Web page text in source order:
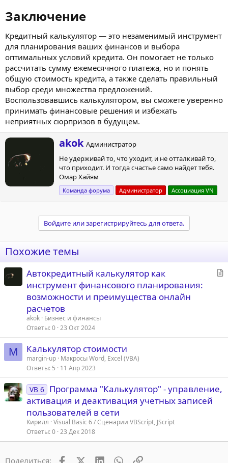
Заключение​
Кредитный калькулятор — это незаменимый инструмент
для планирования ваших финансов и выбора
оптимальных условий кредита. Он помогает не только
рассчитать сумму ежемесячного платежа, но и понять
общую стоимость кредита, а также сделать правильный
выбор среди множества предложений.
Воспользовавшись калькулятором, вы сможете уверенно
принимать финансовые решения и избежать
неприятных сюрпризов в будущем.
А
в
т
о
р
akok Администратор
Не удерживай то, что уходит, и не отталкивай то,
что приходит. И тогда счастье само найдет тебя.
Омар Хайям
Команда форума Администратор Ассоциация VN
Войдите или зарегистрируйтесь для ответа.
Похожие темы
Автокредитный калькулятор как
инструмент финансового планирования:
возможности и преимущества онлайн
расчетов
akok Бизнес и финансы
Ответы 0 23 Окт 2024
M Калькулятор стоимости
margin-up Макросы Word, Excel (VBA)
Ответы 5 11 Апр 2023
VB 6
Программа "Калькулятор" - управление,
активация и деактивация учетных записей
пользователей в сети
Кирилл Visual Basic 6 / Сценарии VBScript, JScript
Ответы 0 23 Дек 2018
Поделиться: FacebookX (Twitter)
LinkedInWhatsAppСсылка